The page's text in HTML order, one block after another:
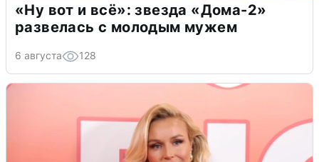
«Ну вот и всё»: звезда «Дома-2»
развелась с молодым мужем
6 августа 128